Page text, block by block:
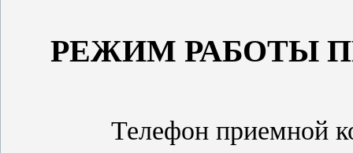
РЕЖИМ РАБОТЫ
Телефон приемной